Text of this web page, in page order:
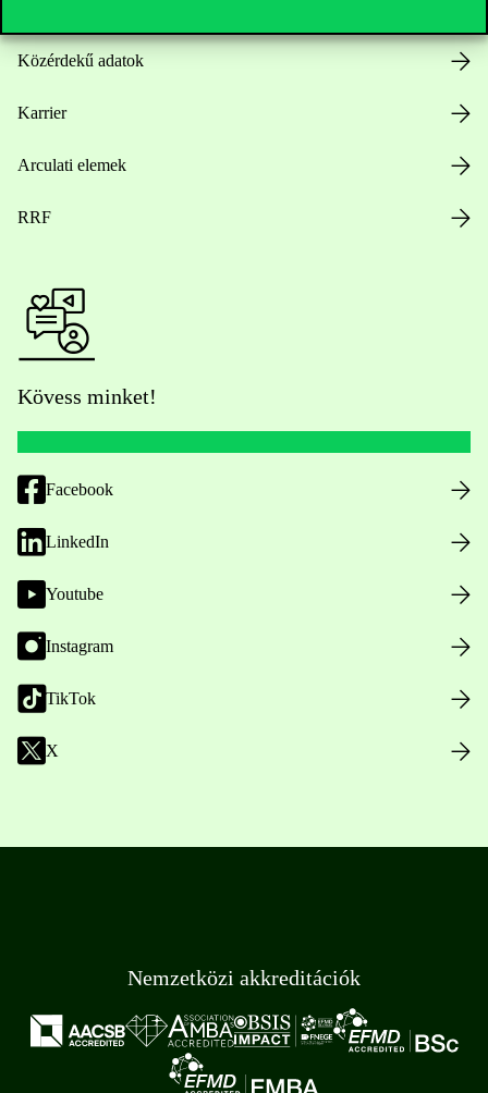
Közérdekű adatok
Karrier
Arculati elemek
RRF
Kövess minket!
Facebook
LinkedIn
Youtube
Instagram
TikTok
X
Nemzetközi akkreditációk